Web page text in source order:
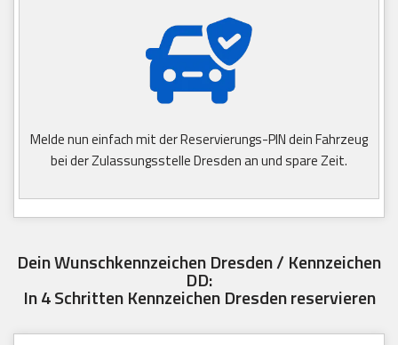
Melde nun einfach mit der Reservierungs-PIN dein Fahrzeug
bei der Zulassungsstelle Dresden an und spare Zeit.
Dein Wunschkennzeichen Dresden / Kennzeichen
DD:
In 4 Schritten Kennzeichen Dresden reservieren